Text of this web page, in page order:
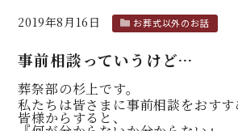
2019年8月16日 お葬式以外のお話
事前相談っていうけど…
葬祭部の杉上です。
私たちは皆さまに事前相談をおす
皆様からすると、